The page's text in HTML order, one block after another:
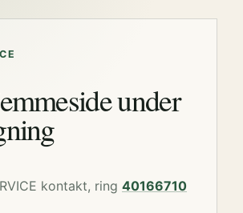
under
kontakt, ring 40166710